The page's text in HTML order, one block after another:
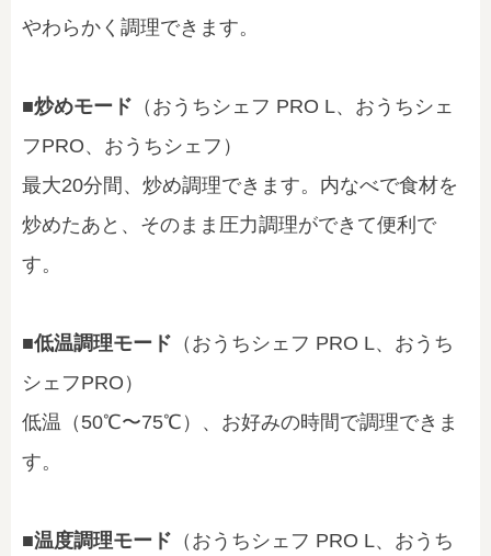
やわらかく調理できます。
■炒めモード （おうちシェフ PRO L、おうちシェ
フPRO、おうちシェフ）
最大20分間、炒め調理できます。内なべで食材を
炒めたあと、そのまま圧力調理ができて便利で
す。
■低温調理モード （おうちシェフ PRO L、おうち
シェフPRO）
低温（50℃〜75℃）、お好みの時間で調理できま
す。
■温度調理モード （おうちシェフ PRO L、おうち